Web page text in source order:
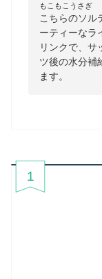
もこもこうさぎ
こちらのソル
ーティーなラ
リンクで、サ
ツ後の水分補
ます。
1